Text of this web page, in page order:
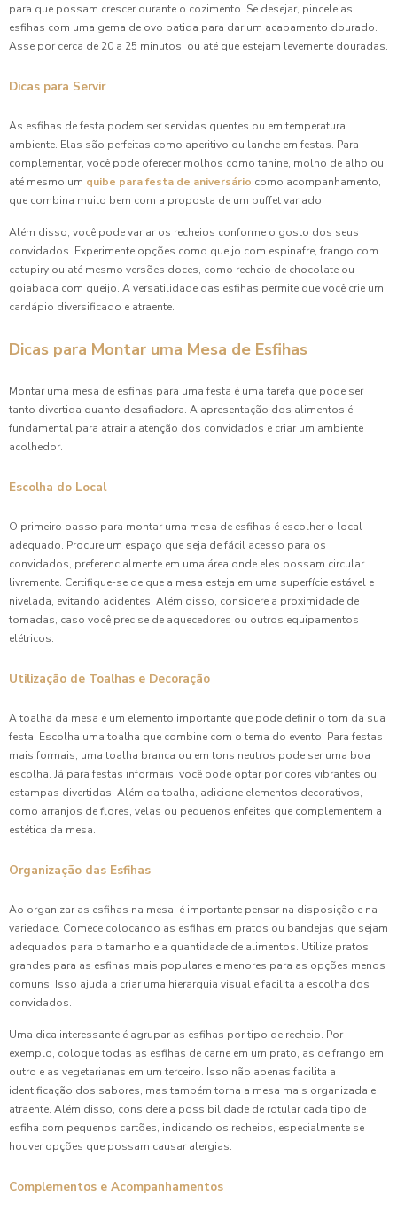
para que possam crescer durante o cozimento. Se desejar, pincele as
esfihas com uma gema de ovo batida para dar um acabamento dourado.
Asse por cerca de 20 a 25 minutos, ou até que estejam levemente douradas.
Dicas para Servir
As esfihas de festa podem ser servidas quentes ou em temperatura
ambiente. Elas são perfeitas como aperitivo ou lanche em festas. Para
complementar, você pode oferecer molhos como tahine, molho de alho ou
até mesmo um quibe para festa de aniversário como acompanhamento,
que combina muito bem com a proposta de um buffet variado.
Além disso, você pode variar os recheios conforme o gosto dos seus
convidados. Experimente opções como queijo com espinafre, frango com
catupiry ou até mesmo versões doces, como recheio de chocolate ou
goiabada com queijo. A versatilidade das esfihas permite que você crie um
cardápio diversificado e atraente.
Dicas para Montar uma Mesa de Esfihas
Montar uma mesa de esfihas para uma festa é uma tarefa que pode ser
tanto divertida quanto desafiadora. A apresentação dos alimentos é
fundamental para atrair a atenção dos convidados e criar um ambiente
acolhedor.
Escolha do Local
O primeiro passo para montar uma mesa de esfihas é escolher o local
adequado. Procure um espaço que seja de fácil acesso para os
convidados, preferencialmente em uma área onde eles possam circular
livremente. Certifique-se de que a mesa esteja em uma superfície estável e
nivelada, evitando acidentes. Além disso, considere a proximidade de
tomadas, caso você precise de aquecedores ou outros equipamentos
elétricos.
Utilização de Toalhas e Decoração
A toalha da mesa é um elemento importante que pode definir o tom da sua
festa. Escolha uma toalha que combine com o tema do evento. Para festas
mais formais, uma toalha branca ou em tons neutros pode ser uma boa
escolha. Já para festas informais, você pode optar por cores vibrantes ou
estampas divertidas. Além da toalha, adicione elementos decorativos,
como arranjos de flores, velas ou pequenos enfeites que complementem a
estética da mesa.
Organização das Esfihas
Ao organizar as esfihas na mesa, é importante pensar na disposição e na
variedade. Comece colocando as esfihas em pratos ou bandejas que sejam
adequados para o tamanho e a quantidade de alimentos. Utilize pratos
grandes para as esfihas mais populares e menores para as opções menos
comuns. Isso ajuda a criar uma hierarquia visual e facilita a escolha dos
convidados.
Uma dica interessante é agrupar as esfihas por tipo de recheio. Por
exemplo, coloque todas as esfihas de carne em um prato, as de frango em
outro e as vegetarianas em um terceiro. Isso não apenas facilita a
identificação dos sabores, mas também torna a mesa mais organizada e
atraente. Além disso, considere a possibilidade de rotular cada tipo de
esfiha com pequenos cartões, indicando os recheios, especialmente se
houver opções que possam causar alergias.
Complementos e Acompanhamentos